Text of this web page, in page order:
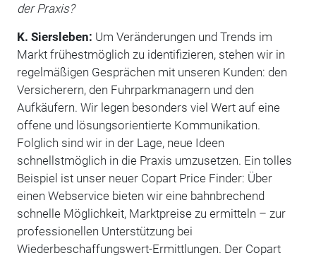
der Praxis?
K. Siersleben: Um Veränderungen und Trends im
Markt frühestmöglich zu identifizieren, stehen wir in
regelmäßigen Gesprächen mit unseren Kunden: den
Versicherern, den Fuhrparkmanagern und den
Aufkäufern. Wir legen besonders viel Wert auf eine
offene und lösungsorientierte Kommunikation.
Folglich sind wir in der Lage, neue Ideen
schnellstmöglich in die Praxis umzusetzen. Ein tolles
Beispiel ist unser neuer Copart Price Finder: Über
einen Webservice bieten wir eine bahnbrechend
schnelle Möglichkeit, Marktpreise zu ermitteln – zur
professionellen Unterstützung bei
Wiederbeschaffungswert-Ermittlungen. Der Copart